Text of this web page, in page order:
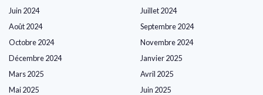
Juin 2024
Juillet 2024
Août 2024
Septembre 2024
Octobre 2024
Novembre 2024
Décembre 2024
Janvier 2025
Mars 2025
Avril 2025
Mai 2025
Juin 2025